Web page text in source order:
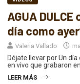
AGUA
día como
Valeria Vallado
Déjate llevar por Un
en vivo que grabaron
LEER MÁS